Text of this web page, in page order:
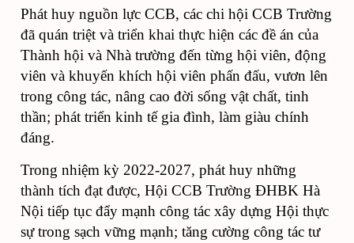
Phát huy nguồn lực CCB, các chi hội CCB Trường
đã quán triệt và triển khai thực hiện các đề án của
Thành hội và Nhà trường đến từng hội viên, động
viên và khuyến khích hội viên phấn đấu, vươn lên
trong công tác, nâng cao đời sống vật chất, tinh
thần; phát triển kinh tế gia đình, làm giàu chính
đáng.
Trong nhiệm kỳ 2022-2027, phát huy những
thành tích đạt được, Hội CCB Trường ĐHBK Hà
Nội tiếp tục đẩy mạnh công tác xây dựng Hội thực
sự trong sạch vững mạnh; tăng cường công tác tư